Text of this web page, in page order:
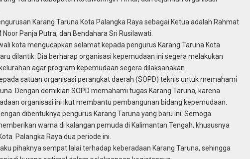
Karang Taruna Kota Palangka Raya sebagai Ketua adalah Rahmat
Noor Panja Putra, dan Bendahara Sri Rusilawati.
kota mengucapkan selamat kepada pengurus Karang Taruna Kota
dilantik. Dia berharap organisasi kepemudaan ini segera melakukan
agar program kepemudaan segera dilaksanakan.
satuan organisasi perangkat daerah (SOPD) teknis untuk memahami
Dengan demikian SOPD memahami tugas Karang Taruna, karena
organisasi ini ikut membantu pembangunan bidang kepemudaan.
dibentuknya pengurus Karang Taruna yang baru ini. Semoga
warna di kalangan pemuda di Kalimantan Tengah, khususnya
Palangka Raya dua periode ini.
pihaknya sempat lalai terhadap keberadaan Karang Taruna, sehingga